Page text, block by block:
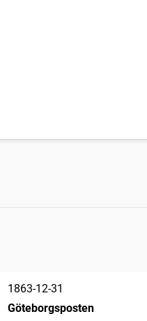
1863-12-31
Göteborgsposten